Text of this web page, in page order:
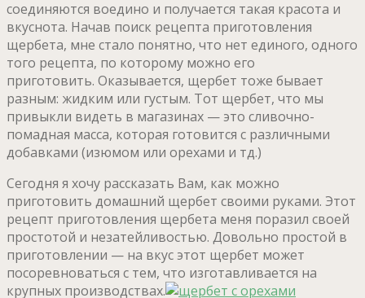
соединяются воедино и получается такая красота и
вкуснота. Начав поиск рецепта приготовления
щербета, мне стало понятно, что нет единого, одного
того рецепта, по которому можно его
приготовить. Оказывается, щербет тоже бывает
разным: жидким или густым. Тот щербет, что мы
привыкли видеть в магазинах — это сливочно-
помадная масса, которая готовится с различными
добавками (изюмом или орехами и тд.)
Сегодня я хочу рассказать Вам, как можно
приготовить домашний щербет своими руками. Этот
рецепт приготовления щербета меня поразил своей
простотой и незатейливостью. Довольно простой в
приготовлении — на вкус этот щербет может
посоревноваться с тем, что изготавливается на
крупных производствах.